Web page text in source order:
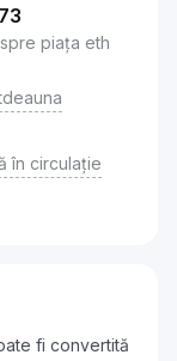
piața eth
în circulație
fi convertită